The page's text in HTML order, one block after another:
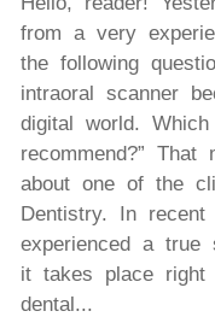
from a very
the following
intraoral scanner
digital world.
recommend?”
about one of the
Dentistry. In
experienced a true
it takes place
dental...